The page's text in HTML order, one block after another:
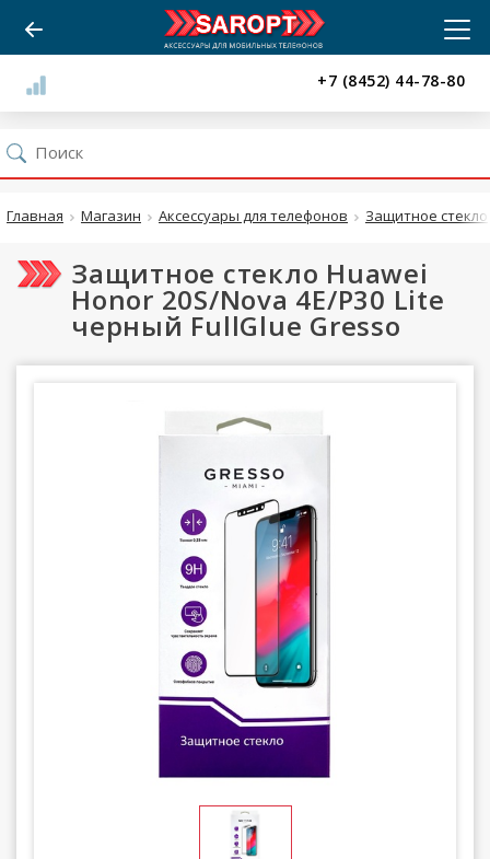
+7 (8452) 44-78-80
Главная Магазин Аксессуары для телефонов Защитное стекло
Защитное стекло Huawei
Honor 20S/Nova 4E/P30 Lite
черный FullGlue Gresso